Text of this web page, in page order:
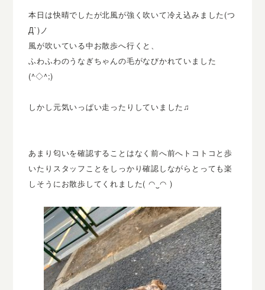
本日は快晴でしたが北風が強く吹いて冷え込みました(つ
Д`)ノ
風が吹いている中お散歩へ行くと、
ふわふわのうなぎちゃんの毛がなびかれていました
(^◇^;)
しかし元気いっぱい走ったりしていました♫
あまり匂いを確認することはなく前へ前へトコトコと歩
いたりスタッフことをしっかり確認しながらとっても楽
しそうにお散歩してくれました( ◠‿◠ )